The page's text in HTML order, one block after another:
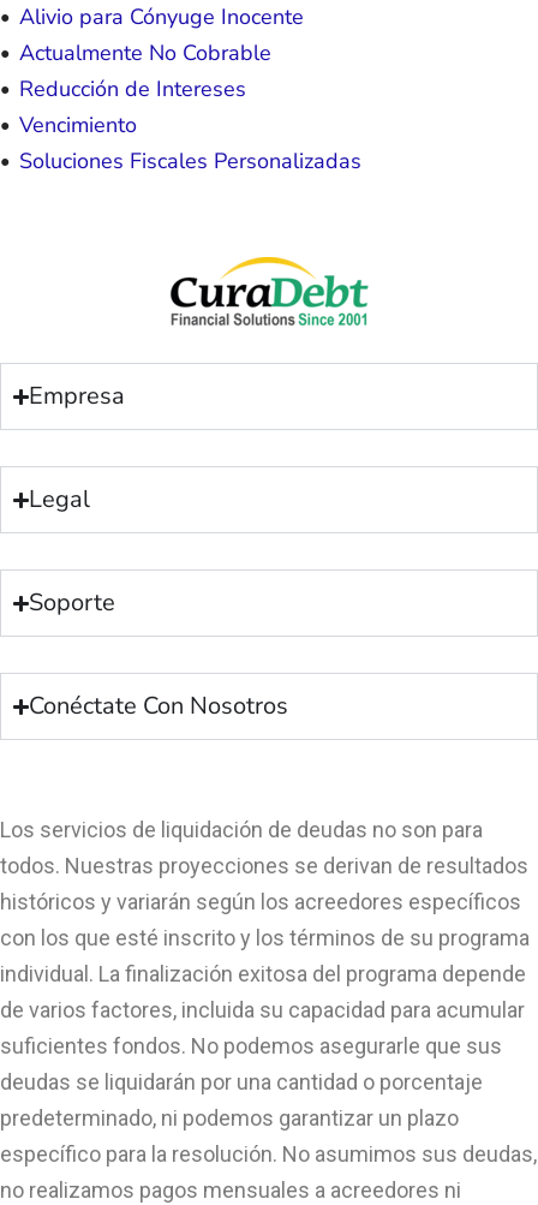
Alivio para Cónyuge Inocente
Actualmente No Cobrable
Reducción de Intereses
Vencimiento
Soluciones Fiscales Personalizadas
Empresa
Legal
Soporte
Conéctate Con Nosotros
Los servicios de liquidación de deudas no son para
todos. Nuestras proyecciones se derivan de resultados
históricos y variarán según los acreedores específicos
con los que esté inscrito y los términos de su programa
individual. La finalización exitosa del programa depende
de varios factores, incluida su capacidad para acumular
suficientes fondos. No podemos asegurarle que sus
deudas se liquidarán por una cantidad o porcentaje
predeterminado, ni podemos garantizar un plazo
específico para la resolución. No asumimos sus deudas,
no realizamos pagos mensuales a acreedores ni